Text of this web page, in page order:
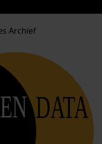
Archief
DATA